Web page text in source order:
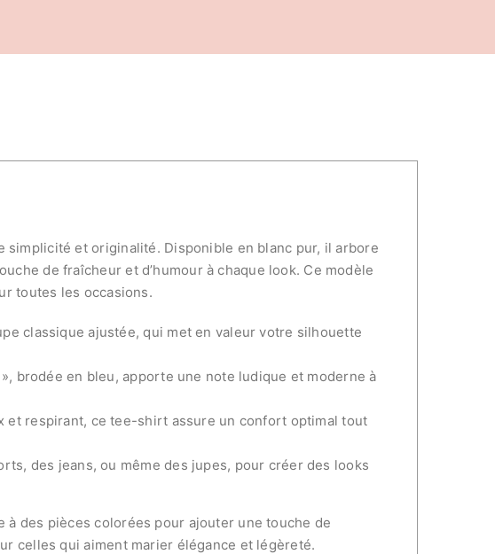
simplicité et originalité. Disponible en blanc pur, il arbore
de fraîcheur et d’humour à chaque look. Ce modèle
toutes les occasions.
classique ajustée, qui met en valeur votre silhouette
», brodée en bleu, apporte une note ludique et moderne à
et respirant, ce tee-shirt assure un confort optimal tout
des jeans, ou même des jupes, pour créer des looks
des pièces colorées pour ajouter une touche de
celles qui aiment marier élégance et légèreté.